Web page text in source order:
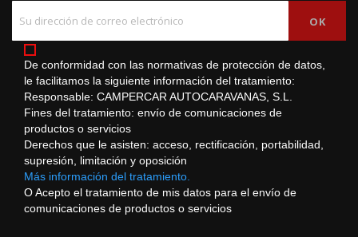
De conformidad con las normativas de protección de datos,
le facilitamos la siguiente información del tratamiento:
Responsable: CAMPERCAR AUTOCARAVANAS, S.L.
Fines del tratamiento: envío de comunicaciones de
productos o servicios
Derechos que le asisten: acceso, rectificación, portabilidad,
supresión, limitación y oposición
Más información del tratamiento.
O Acepto el tratamiento de mis datos para el envío de
comunicaciones de productos o servicios